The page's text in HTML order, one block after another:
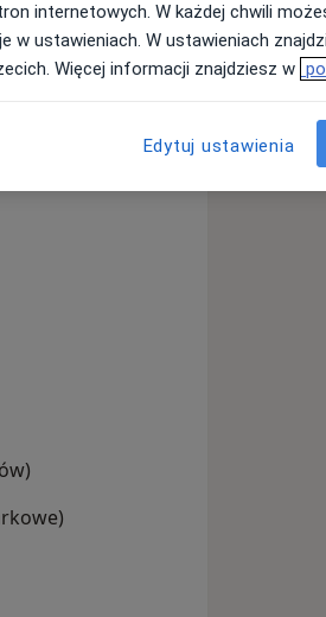
internetowych. W każdej chwili
w ustawieniach. W ustawieniach
Więcej informacji znajdziesz w
Edytuj ustawienia